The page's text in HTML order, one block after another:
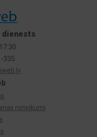
noteikumi
dienests
335